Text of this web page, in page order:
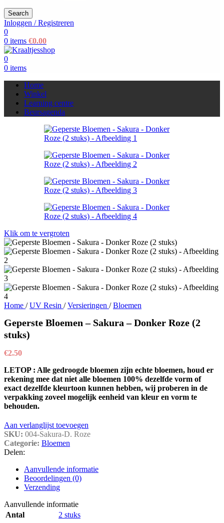
Search
Inloggen / Registreren
0
0 items €0.00
0
0 items
Home
Winkel
Learning centre
Beursagenda
Klik om te vergroten
Home / UV Resin / Versieringen / Bloemen
Geperste Bloemen – Sakura – Donker Roze (2
stuks)
€2.50
LETOP : Alle gedroogde bloemen zijn echte bloemen, houd er
rekening mee dat niet alle bloemen 100% dezelfde vorm of
exact dezelfde kleurtoon kunnen hebben, wij proberen in de
verpakking zoveel mogelijk eenheid van kleur en vorm te
behouden.
Aan verlanglijst toevoegen
SKU: 004-Sakura-D. Roze
Categorie: Bloemen
Delen:
Aanvullende informatie
Beoordelingen (0)
Verzending
Aanvullende informatie
Antal
2 stuks